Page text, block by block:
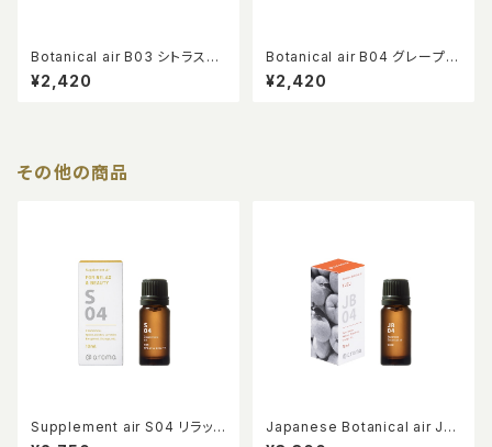
Botanical air B03 シトラスラ
イム 10ml
¥2,420
Botanical air B04 グレープフ
ルーツミント 10ml
¥2,420
その他の商品
Supplement air S04 リラック
ス&ビューティー 10ml
Japanese Botanical air JB
04 柚子 10ml